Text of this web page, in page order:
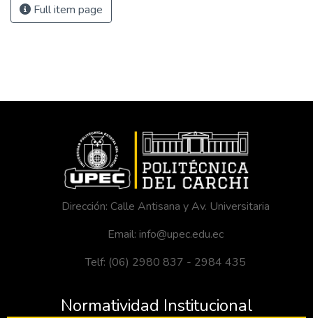
Full item page
Dirección: Calle Antisana y Av. Universitaria
Email: info@upec.edu.ec
Telf: (06) 2980 837 - 2984 435
Normatividad Institucional